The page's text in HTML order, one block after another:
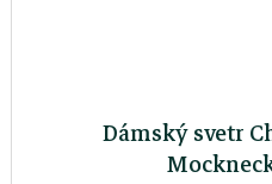
Dámský svetr